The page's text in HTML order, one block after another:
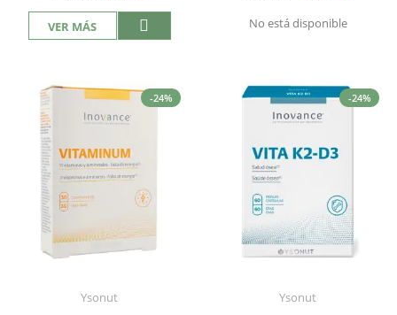
VER MÁS No está disponible
-24%
Ysonut
-24%
Ysonut